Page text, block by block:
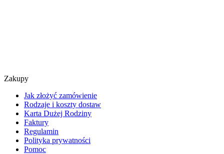
Zakupy
Jak złożyć zamówienie
Rodzaje i koszty dostaw
Karta Dużej Rodziny
Faktury
Regulamin
Polityka prywatności
Pomoc